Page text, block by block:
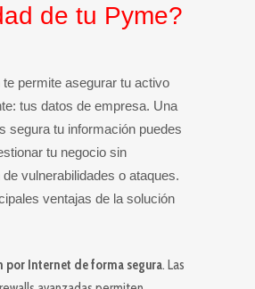
de tu Pyme?
permite asegurar tu activo
tus datos de empresa. Una
segura tu información puedes
tu negocio sin
vulnerabilidades o ataques.
ventajas de la solución
por Internet de forma segura. Las